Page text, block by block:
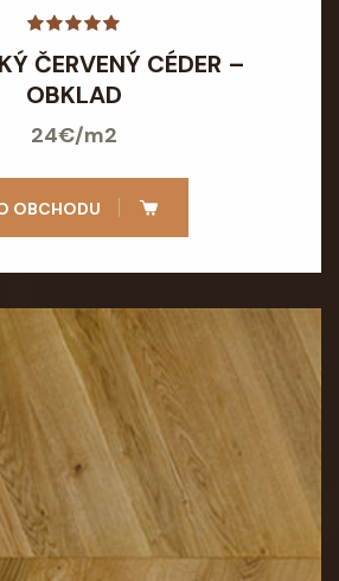
ČERVENÝ CÉDER –
OBKLAD
24€/m2
OBCHODU